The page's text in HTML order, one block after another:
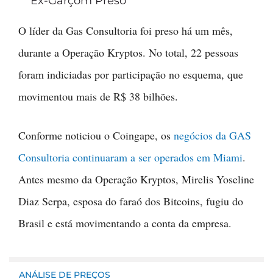
O líder da Gas Consultoria foi preso há um mês,
durante a Operação Kryptos. No total, 22 pessoas
foram indiciadas por participação no esquema, que
movimentou mais de R$ 38 bilhões.
Conforme noticiou o Coingape, os negócios da GAS
Consultoria continuaram a ser operados em Miami.
Antes mesmo da Operação Kryptos, Mirelis Yoseline
Diaz Serpa, esposa do faraó dos Bitcoins, fugiu do
Brasil e está movimentando a conta da empresa.
ANÁLISE DE PREÇOS